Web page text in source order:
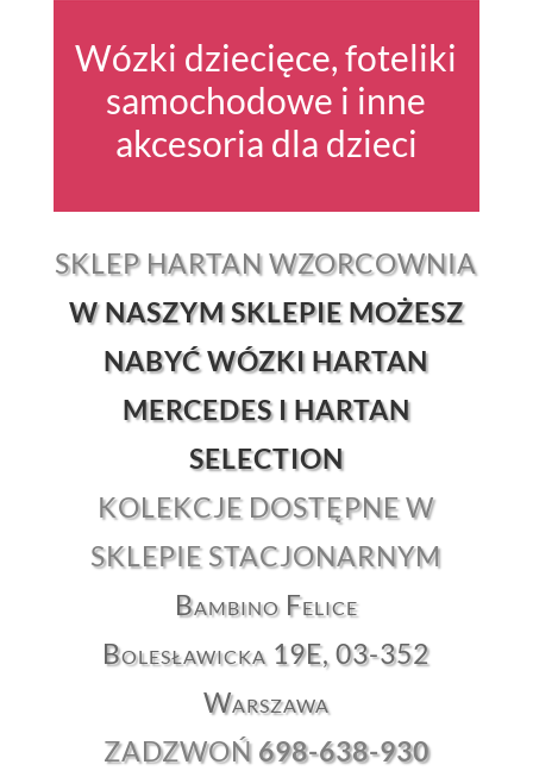
Wózki dziecięce, foteliki
samochodowe i inne
akcesoria dla dzieci
SKLEP HARTAN WZORCOWNIA
W NASZYM SKLEPIE MOŻESZ
NABYĆ WÓZKI HARTAN
MERCEDES I HARTAN
SELECTION
KOLEKCJE DOSTĘPNE W
SKLEPIE STACJONARNYM
Bambino Felice
Bolesławicka 19E, 03-352
Warszawa
ZADZWOŃ 698-638-930